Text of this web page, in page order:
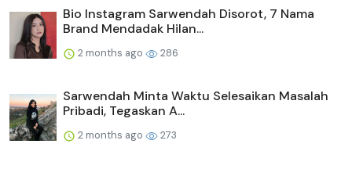
Bio Instagram Sarwendah Disorot, 7 Nama
Brand Mendadak Hilan...
2 months ago 286
Sarwendah Minta Waktu Selesaikan Masalah
Pribadi, Tegaskan A...
2 months ago 273